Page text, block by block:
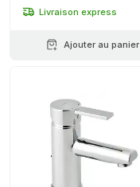
Livraison express
Ajouter au panier